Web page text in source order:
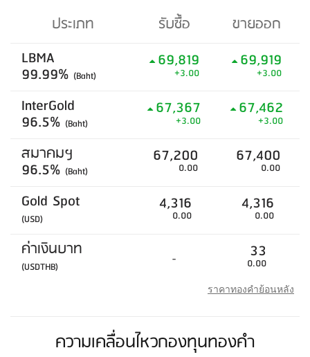
ประเภท รับซื้อ
ขายออก
LBMA
99.99% (Baht)
69,819
+3.00
69,919
+3.00
InterGold
96.5% (Baht)
67,367
+3.00
67,462
+3.00
สมาคมฯ
96.5% (Baht)
67,200
0.00
67,400
0.00
Gold Spot
(USD)
4,316
0.00
4,316
0.00
ค่าเงินบาท
(USDTHB) - 33
0.00
ราคาทองคำย้อนหลัง
ความเคลื่อนไหวกองทุนทองคำ